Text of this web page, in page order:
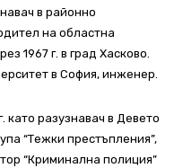
в районно
на областна
1967 г. в град Хасково.
в София, инженер.
като разузнавач в Девето
“Тежки престъпления”,
“Криминална полиция”